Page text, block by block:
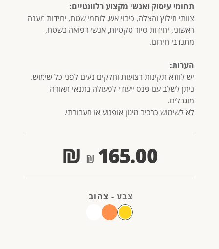
תחומי עיסוק ואנשי מקצוע רלוונטיים:
צוותי חילוץ והצלה, כיבוי אש, לוחמי שטח, יחידות מענה
ראשוני, יחידות סיור טקטיות, אנשי רפואה בשטח,
מתנדבי חירום.
הערות:
יש לוודא תקינות רצועות וחלקים נעים לפני כל שימוש.
ניתן לשלב עם פנס ייעודי לפעולה בתנאי תאורה
מוגבלים.
לא לשימוש כרכיב מיגון אופנוע או תעבורתי.
165.00
₪
צבע - צהוב